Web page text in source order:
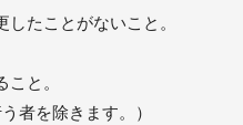
たことがないこと。
と。
者を除きます。）